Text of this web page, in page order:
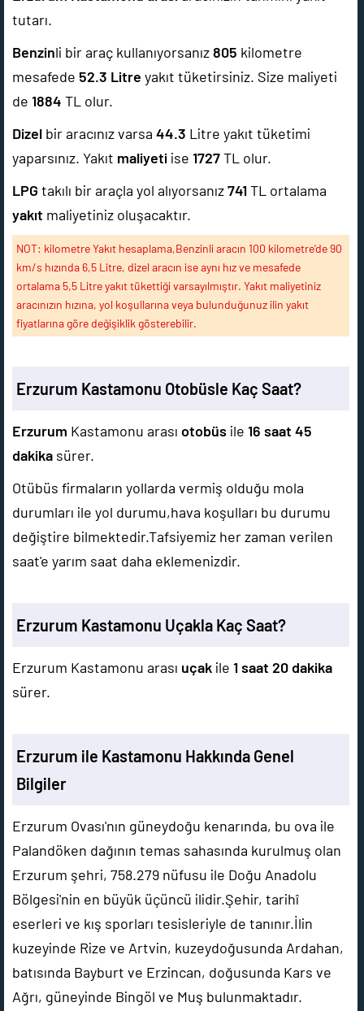
tutarı.
Benzinli bir araç kullanıyorsanız805 kilometre
mesafede 52.3 Litre yakıt tüketirsiniz. Size maliyeti
de 1884 TL olur.
Dizel bir aracınız varsa 44.3 Litre yakıt tüketimi
yaparsınız. Yakıt maliyeti ise 1727TL olur.
LPG takılı bir araçla yol alıyorsanız741TL ortalama
yakıt maliyetiniz oluşacaktır.
NOT: kilometre Yakıt hesaplama,Benzinli aracın 100 kilometre'de 90
km/s hızında 6,5 Litre, dizel aracın ise aynı hız ve mesafede
ortalama 5,5 Litre yakıt tükettiği varsayılmıştır. Yakıt maliyetiniz
aracınızın hızına, yol koşullarına veya bulunduğunuz ilin yakıt
fiyatlarına göre değişiklik gösterebilir.
Erzurum Kastamonu Otobüsle Kaç Saat?
Erzurum Kastamonu arası otobüs ile 16 saat 45
dakika sürer.
Otübüs firmaların yollarda vermiş olduğu mola
durumları ile yol durumu,hava koşulları bu durumu
değiştire bilmektedir.Tafsiyemiz her zaman verilen
saat'e yarım saat daha eklemenizdir.
Erzurum Kastamonu Uçakla Kaç Saat?
Erzurum Kastamonu arası uçak ile 1 saat 20 dakika
sürer.
Erzurum ile Kastamonu Hakkında Genel
Bilgiler
Erzurum Ovası'nın güneydoğu kenarında, bu ova ile
Palandöken dağının temas sahasında kurulmuş olan
Erzurum şehri, 758.279 nüfusu ile Doğu Anadolu
Bölgesi'nin en büyük üçüncü ilidir.Şehir, tarihî
eserleri ve kış sporları tesisleriyle de tanınır.İlin
kuzeyinde Rize ve Artvin, kuzeydoğusunda Ardahan,
batısında Bayburt ve Erzincan, doğusunda Kars ve
Ağrı, güneyinde Bingöl ve Muş bulunmaktadır.